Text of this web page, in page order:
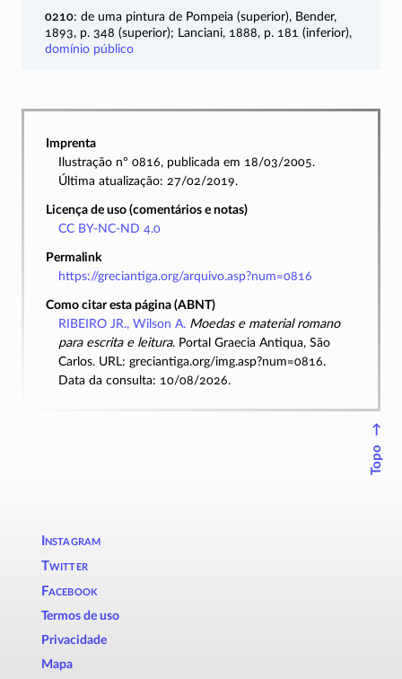
0210: de uma pintura de Pompeia (superior), Bender,
1893, p. 348 (superior); Lanciani, 1888, p. 181 (inferior),
domínio público
Imprenta
Ilustração nº 0816, publicada em 18/03/2005.
Última atualização: 27/02/2019.
Licença de uso (comentários e notas)
CC BY-NC-ND 4.0
Permalink
https://greciantiga.org/arquivo.asp?num=0816
Como citar esta página (ABNT)
RIBEIRO JR., Wilson A. Moedas e material romano
para escrita e leitura. Portal Graecia Antiqua, São
Carlos. URL: greciantiga.org/img.asp?num=0816.
Data da consulta: 10/08/2026.
↑
Topo
Instagram
Twitter
Facebook
Termos de uso
Privacidade
Mapa